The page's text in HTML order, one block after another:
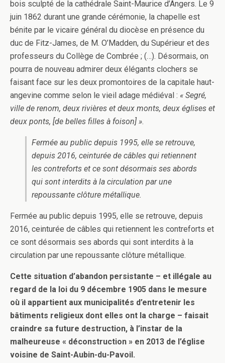
bois sculpté de la cathédrale Saint-Maurice d’Angers. Le 9
juin 1862 durant une grande cérémonie, la chapelle est
bénite par le vicaire général du diocèse en présence du
duc de Fitz-James, de M. O’Madden, du Supérieur et des
professeurs du Collège de Combrée ; (…). Désormais, on
pourra de nouveau admirer deux élégants clochers se
faisant face sur les deux promontoires de la capitale haut-
angevine comme selon le vieil adage médiéval : « Segré,
ville de renom, deux rivières et deux monts, deux églises et
deux ponts, [de belles filles à foison] ».
Fermée au public depuis 1995, elle se retrouve,
depuis 2016, ceinturée de câbles qui retiennent
les contreforts et ce sont désormais ses abords
qui sont interdits à la circulation par une
repoussante clôture métallique.
Fermée au public depuis 1995, elle se retrouve, depuis
2016, ceinturée de câbles qui retiennent les contreforts et
ce sont désormais ses abords qui sont interdits à la
circulation par une repoussante clôture métallique.
Cette situation d’abandon persistante – et illégale au
regard de la loi du 9 décembre 1905 dans le mesure
où il appartient aux municipalités d’entretenir les
bâtiments religieux dont elles ont la charge – faisait
craindre sa future destruction, à l’instar de la
malheureuse « déconstruction » en 2013 de l’église
voisine de Saint-Aubin-du-Pavoil.